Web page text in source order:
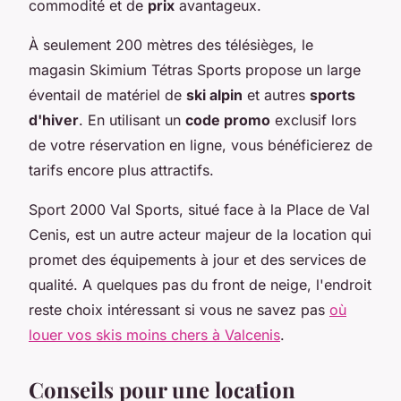
commodité et de prix avantageux.
À seulement 200 mètres des télésièges, le
magasin Skimium Tétras Sports propose un large
éventail de matériel de ski alpin et autres sports
d'hiver. En utilisant un code promo exclusif lors
de votre réservation en ligne, vous bénéficierez de
tarifs encore plus attractifs.
Sport 2000 Val Sports, situé face à la Place de Val
Cenis, est un autre acteur majeur de la location qui
promet des équipements à jour et des services de
qualité. A quelques pas du front de neige, l'endroit
reste choix intéressant si vous ne savez pas où
louer vos skis moins chers à Valcenis.
Conseils pour une location